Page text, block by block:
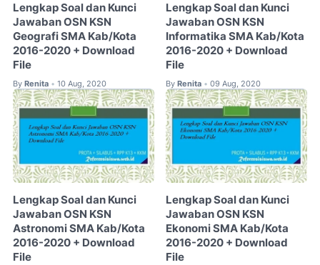
Lengkap Soal dan Kunci
Jawaban OSN KSN
Geografi SMA Kab/Kota
2016-2020 + Download
File
By Renita • 10 Aug, 2020
Lengkap Soal dan Kunci
Jawaban OSN KSN
Informatika SMA Kab/Kota
2016-2020 + Download
File
By Renita • 09 Aug, 2020
Lengkap Soal dan Kunci
Jawaban OSN KSN
Astronomi SMA Kab/Kota
2016-2020 + Download
File
Lengkap Soal dan Kunci
Jawaban OSN KSN
Ekonomi SMA Kab/Kota
2016-2020 + Download
File